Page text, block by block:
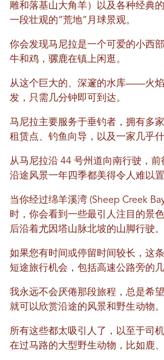
雕和落基山大角羊）以及各种经典
一段壮观的“荒地”月球景观。
你会发现马尼拉是一个可爱的小西
牛和鸡，骡鹿在镇上闲逛。
从这个巨大的、深邃的水库——火
发，只需几分钟即可到达。
马尼拉主要服务于垂钓者，拥有多
租赁点、钓鱼向导，以及一家几乎
从马尼拉沿 44 号州道向南行驶，
沿途风景一年四季都美得令人难以置
当你经过绵羊溪湾 (Sheep Creek
时，你会看到一些最引人注目的景
后沿着尤因塔山脉北坡的山脚行驶。
如果您有时间或停留时间较长，这
短途旅行机会，包括高速公路旁的
我永远不会厌倦那段旅程，总是希
就可以欣赏沿途的风景和野生动物。
所有这些都太吸引人了，以至于司
在过马路的大型野生动物，比如鹿、